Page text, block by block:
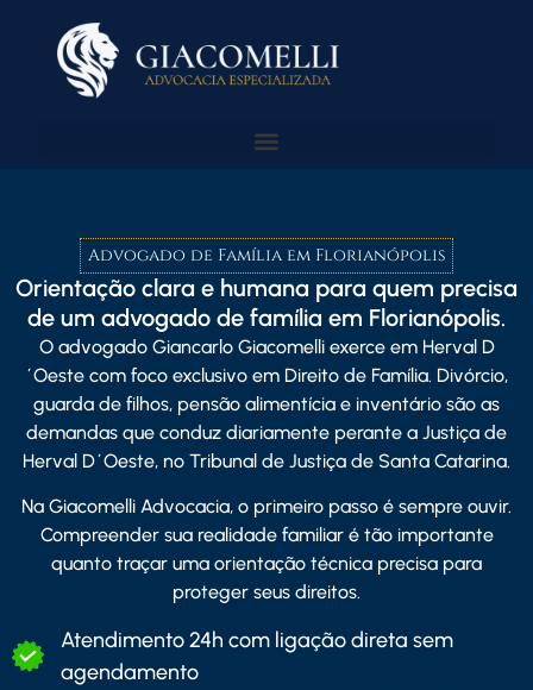
Advogado de Família em Florianópolis
Orientação clara e humana para quem precisa
de um advogado de família em Florianópolis.
O advogado Giancarlo Giacomelliexerce em Herval D
´Oeste com foco exclusivo em Direito de Família. Divórcio,
guarda de filhos, pensão alimentícia e inventário são as
demandas que conduz diariamente perante a Justiça de
Herval D´Oeste, no Tribunal de Justiça de Santa Catarina.
Na Giacomelli Advocacia, o primeiro passo é sempre ouvir.
Compreender sua realidade familiar é tão importante
quanto traçar uma orientação técnica precisa para
proteger seus direitos.
Atendimento 24h com ligação direta sem
agendamento